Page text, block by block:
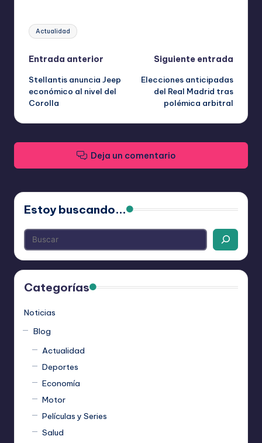
Etiquetas:
Actualidad
Navegación
de
entradas
Entrada anterior
Stellantis anuncia Jeep
económico al nivel del
Corolla
Siguiente entrada
Elecciones anticipadas
del Real Madrid tras
polémica arbitral
Deja un comentario
Estoy buscando...
Categorías
Noticias
Blog
Actualidad
Deportes
Economía
Motor
Películas y Series
Salud